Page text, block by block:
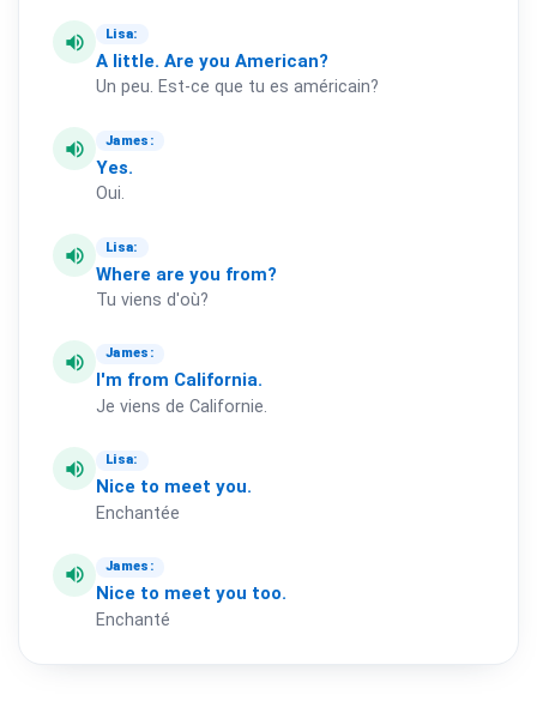
volume_up Lisa:
A little. Are you American?
Un peu. Est-ce que tu es américain?
volume_up James:
Yes.
Oui.
volume_up Lisa:
Where are you from?
Tu viens d'où?
volume_up James:
I'm from California.
Je viens de Californie.
volume_up Lisa:
Nice to meet you.
Enchantée
volume_up James:
Nice to meet you too.
Enchanté